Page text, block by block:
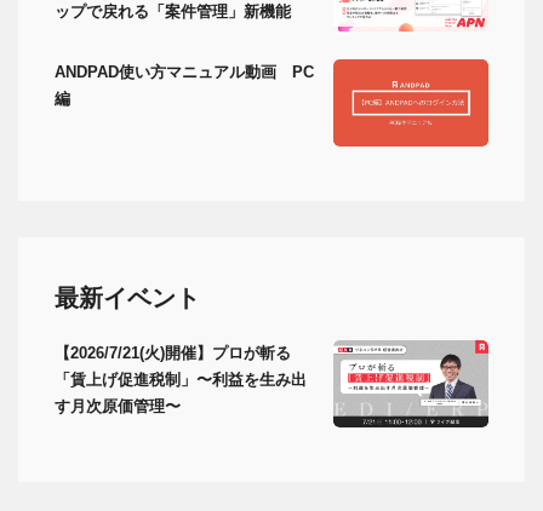
ップで戻れる「案件管理」新機能
ANDPAD使い方マニュアル動画 PC
編
最新イベント
【2026/7/21(火)開催】プロが斬る
「賃上げ促進税制」〜利益を生み出
す月次原価管理〜